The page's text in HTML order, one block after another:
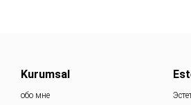
Kurumsal
обо мне